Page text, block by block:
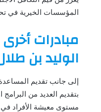
المؤسسات الخيرية في
مبادرات
الوليد بن
إلى جانب تقديم
بتقديم العديد من
مستوى معيشة الأفراد في